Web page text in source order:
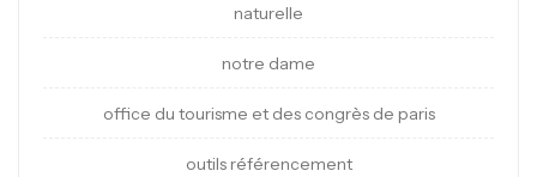
naturelle
notre dame
office du tourisme et des congrès de paris
outils référencement